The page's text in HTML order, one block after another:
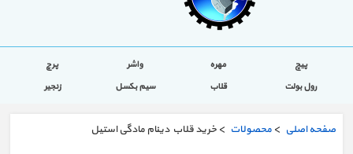
پیچ مهره واشر
پرچ
رول بولت
قلاب سیم بکسل زنجیر
صفحه اصلی > محصولات > خرید قلاب دینام مادگی استیل